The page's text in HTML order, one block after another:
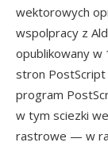
wektorowych
wspolpracy z
opublikowany w
stron PostScript
program
w tym sciezki
rastrowe — w